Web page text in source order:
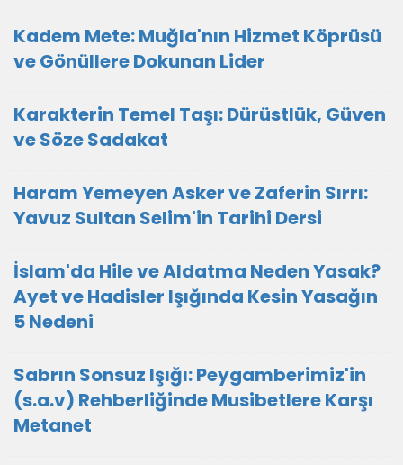
Kadem Mete: Muğla'nın Hizmet Köprüsü
ve Gönüllere Dokunan Lider
Karakterin Temel Taşı: Dürüstlük, Güven
ve Söze Sadakat
Haram Yemeyen Asker ve Zaferin Sırrı:
Yavuz Sultan Selim'in Tarihi Dersi
İslam'da Hile ve Aldatma Neden Yasak?
Ayet ve Hadisler Işığında Kesin Yasağın
5 Nedeni
Sabrın Sonsuz Işığı: Peygamberimiz'in
(s.a.v) Rehberliğinde Musibetlere Karşı
Metanet